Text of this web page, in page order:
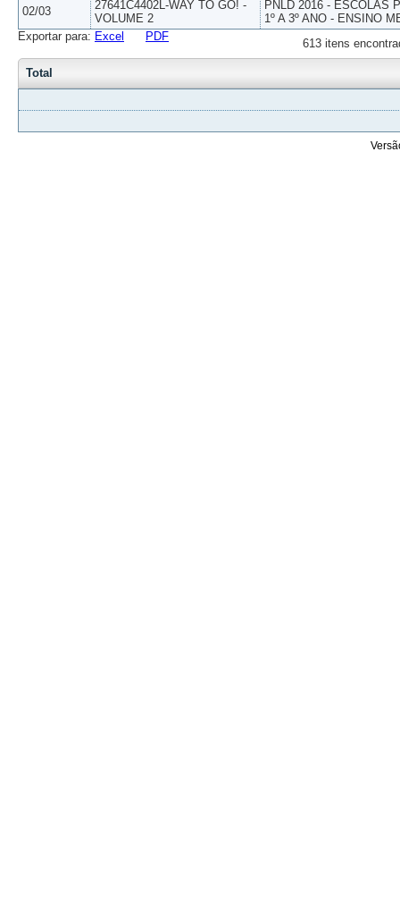
02/03
27641C4402L-WAY TO GO! -
VOLUME 2
PNLD 2016 - ESCOLAS
1º A 3º ANO - ENSINO
613 itens
Exportar para: Excel PDF
Total